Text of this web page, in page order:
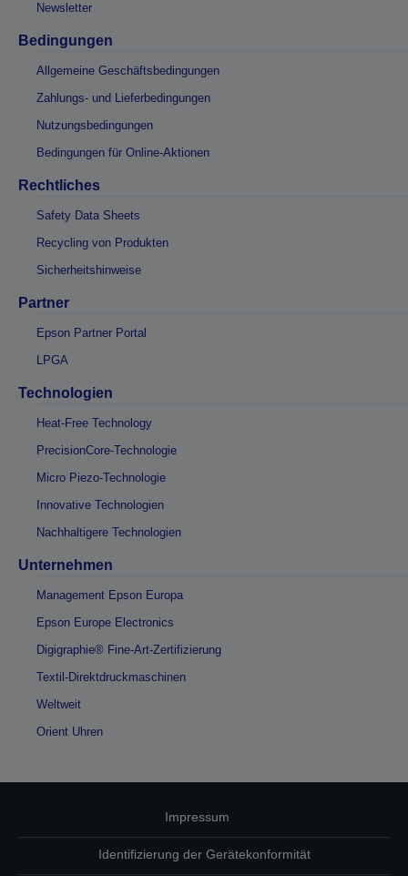
Newsletter
Bedingungen
Allgemeine Geschäftsbedingungen
Zahlungs- und Lieferbedingungen
Nutzungsbedingungen
Bedingungen für Online-Aktionen
Rechtliches
Safety Data Sheets
Recycling von Produkten
Sicherheitshinweise
Partner
Epson Partner Portal
LPGA
Technologien
Heat-Free Technology
PrecisionCore-Technologie
Micro Piezo-Technologie
Innovative Technologien
Nachhaltigere Technologien
Unternehmen
Management Epson Europa
Epson Europe Electronics
Digigraphie® Fine-Art-Zertifizierung
Textil-Direktdruckmaschinen
Weltweit
Orient Uhren
Impressum
Identifizierung der Gerätekonformität